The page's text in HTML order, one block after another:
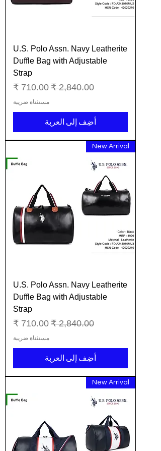
U.S. Polo Assn. Navy Leatherite
Duffle Bag with Adjustable
Strap
سعر عادي سعر البيع
مستثناة ضريبة
أضِف إلى العربة
New Arrival
U.S. Polo Assn. Navy Leatherite
Duffle Bag with Adjustable
Strap
سعر عادي سعر البيع
مستثناة ضريبة
أضِف إلى العربة
New Arrival